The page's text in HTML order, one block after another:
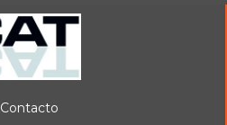
Contacto